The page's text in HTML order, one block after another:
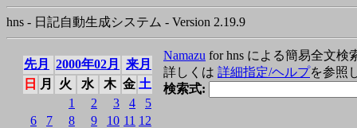
hns - 日記自動生成システム - Version 2.19.9
先月 2000年02月
来月
日
月 火 水 木 金 土
1
2 3 4
5
6
7 8 9 10 11 12
Namazu for hns による簡易全文検
詳しくは 詳細指定/ヘルプを参照
検索式: